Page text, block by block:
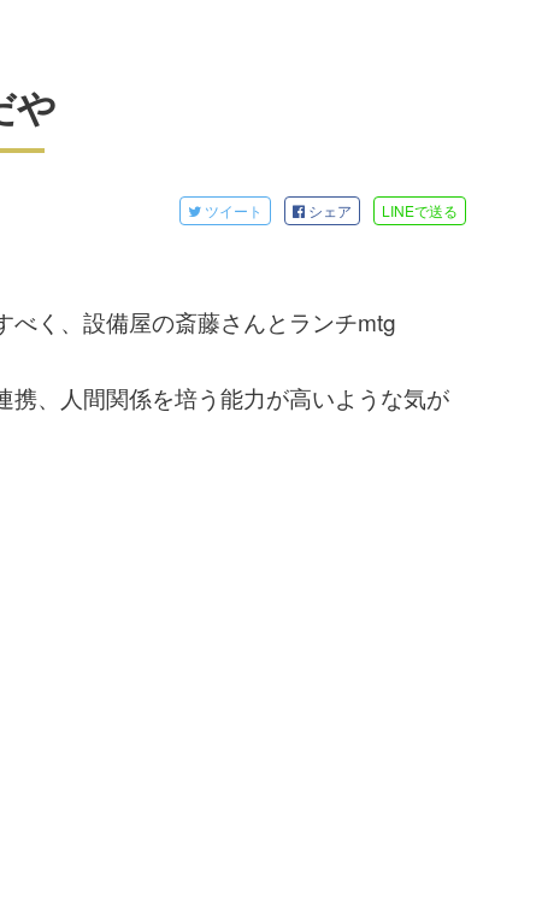
や
ツイート シェア LINEで送る
べく、設備屋の斎藤さんとランチmtg
、人間関係を培う能力が高いような気が